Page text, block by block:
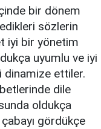
bir dönem
sözlerin
iyi bir yönetim
uyumlu ve iyi
dinamize ettiler.
dile
oldukça
gördükçe